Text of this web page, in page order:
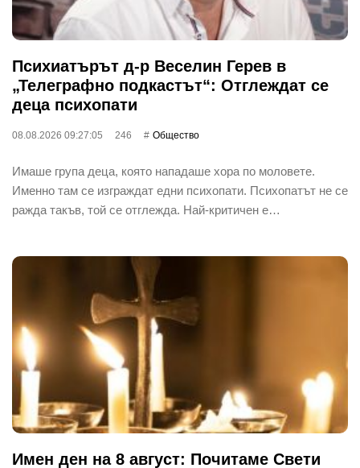
Психиатърът д-р Веселин Герев в
„Телеграфно подкастът“: Отглеждат се
деца психопати
08.08.2026 09:27:05 246 Общество
Имаше група деца, която нападаше хора по моловете.
Именно там се изграждат едни психопати. Психопатът не се
ражда такъв, той се отглежда. Най-критичен е…
Имен ден на 8 август: Почитаме Свети